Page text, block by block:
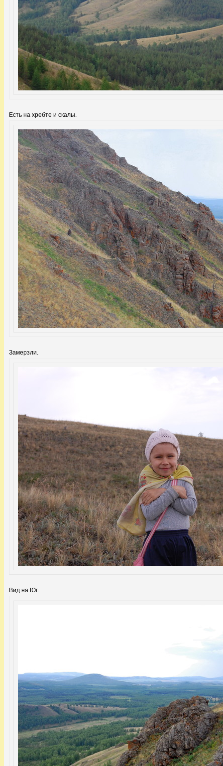
Есть на хребте и скалы.
Замерзли.
Вид на Юг.